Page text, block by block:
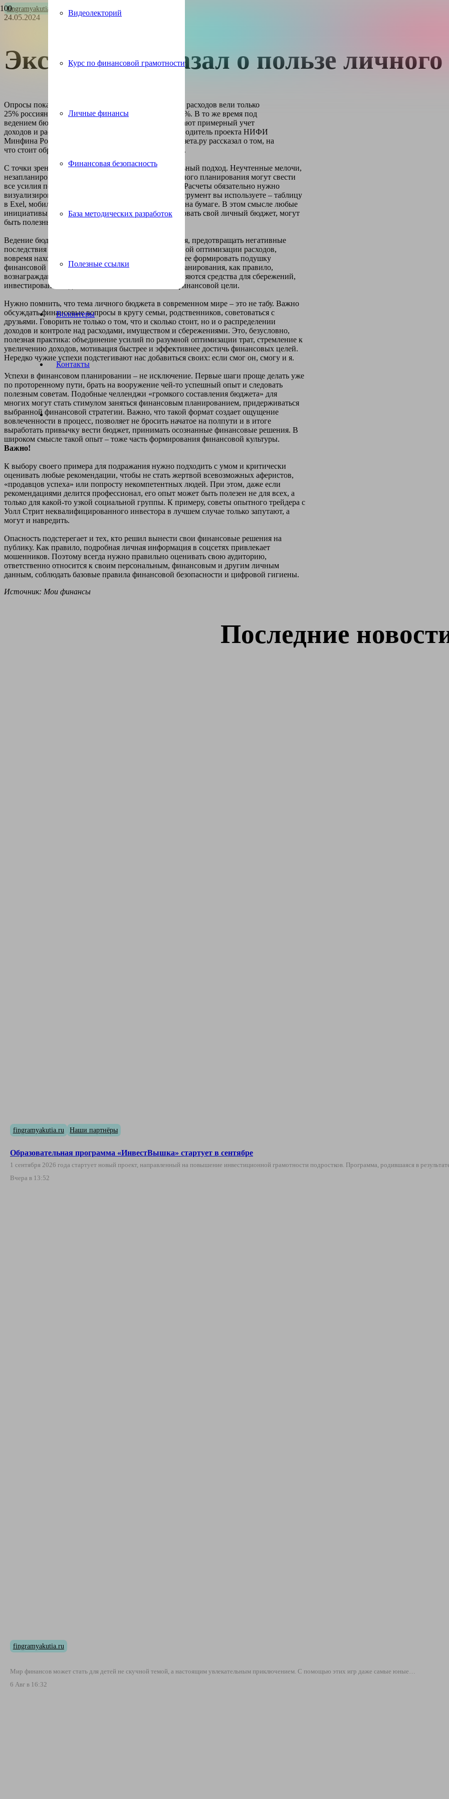
Видеолекторий
Курс по финансовой грамотности
Личные финансы
Финансовая безопасность
База методических разработок
Полезные ссылки
Волонтеры
Контакты
fingramyakutia.ru
24.05.2024
Эксперт рассказал о пользе
Опросы показывают, что в 2011 году учет доходов и расходов вели только
25% россиян, а к 2023 году эта цифра выросла до 65%. В то же время под
ведением бюджета чаще всего россияне подразумевают примерный учет
доходов и расходов в уме. Михаил Сергейчик, руководитель проекта НИФИ
Минфина России «Моифинансы.рф»
Газета.ру рассказал о том, на
что стоит обращать внимания при ведении бюджета.
С точки зрения финансовой культуры это неправильный подход. Неучтенные мелочи,
незапланированные расходы, отсутствие долгосрочного планирования могут свести
все усилия по финансовому планированию к нулю. Расчеты обязательно нужно
визуализировать. При этом не так важно, какой инструмент вы используете – таблицу
в Exel, мобильное приложение или записываете все на бумаге. В этом смысле любые
инициативы, которые стимулируют нас визуализировать свой личный бюджет, могут
быть полезны.
Ведение бюджета позволяет прогнозировать события, предотвращать негативные
последствия недостатка средств за счет своевременной оптимизации расходов,
вовремя находить новые источники доходов и заранее формировать подушку
финансовой безопасности. Усилия от грамотного планирования, как правило,
вознаграждаются: старый кредит закрывается, появляются средства для сбережений,
инвестирования и достижения более масштабной финансовой цели.
Нужно помнить, что тема личного бюджета в современном мире – это не табу. Важно
обсуждать финансовые вопросы в кругу семьи, родственников, советоваться с
друзьями. Говорить не только о том, что и сколько стоит, но и о распределении
доходов и контроле над расходами, имуществом и сбережениями. Это, безусловно,
полезная практика: объединение усилий по разумной оптимизации трат, стремление к
увеличению доходов, мотивация быстрее и эффективнее достичь финансовых целей.
Нередко чужие успехи подстегивают нас добавиться своих: если смог он, смогу и я.
Успехи в финансовом планировании – не исключение. Первые шаги проще делать уже
по проторенному пути, брать на вооружение чей-то успешный опыт и следовать
полезным советам. Подобные челленджи «громкого составления бюджета» для
многих могут стать стимулом заняться финансовым планированием, придерживаться
выбранной финансовой стратегии. Важно, что такой формат создает ощущение
вовлеченности в процесс, позволяет не бросить начатое на полпути и в итоге
выработать привычку вести бюджет, принимать осознанные финансовые решения. В
широком смысле такой опыт – тоже часть формирования финансовой культуры.
Важно!
К выбору своего примера для подражания нужно подходить с умом и критически
оценивать любые рекомендации, чтобы не стать жертвой всевозможных аферистов,
«продавцов успеха» или попросту некомпетентных людей. При этом, даже если
рекомендациями делится профессионал, его опыт может быть полезен не для всех, а
только для какой-то узкой социальной группы. К примеру, советы опытного трейдера с
Уолл Стрит неквалифицированного инвестора в лучшем случае только запутают, а
могут и навредить.
Опасность подстерегает и тех, кто решил вынести свои финансовые решения на
публику. Как правило, подробная личная информация в соцсетях привлекает
мошенников. Поэтому всегда нужно правильно оценивать свою аудиторию,
ответственно относится к своим персональным, финансовым и другим личным
данным, соблюдать базовые правила финансовой безопасности и цифровой гигиены.
Источник: Мои финансы
Последние
fingramyakutia.ru Наши партнёры
Образовательная программа «ИнвестВышка» стартует в сентябре
1 сентября 2026 года стартует новый проект, направленный на повышение инвестиционной грамотности подростков. Программа, родившаяся в
Вчера в 13:52
fingramyakutia.ru
Мир финансов может стать для детей не скучной темой, а настоящим увлекательным приключением. С помощью этих игр даже самые юные…
6 Авг в 16:32